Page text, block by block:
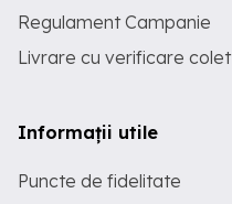
Regulament Campanie
Livrare cu verificare colet
Informații utile
Puncte de fidelitate